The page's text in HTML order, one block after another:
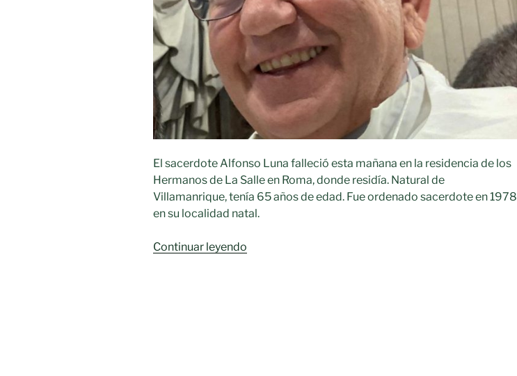
El sacerdote Alfonso Luna falleció esta mañana en la residencia de los
Hermanos de La Salle en Roma, donde residía. Natural de
Villamanrique, tenía 65 años de edad. Fue ordenado sacerdote en 1978
en su localidad natal.
Continuar leyendo